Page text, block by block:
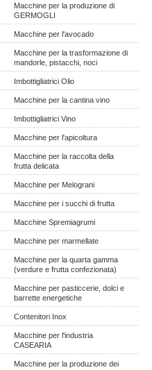
Macchine per la produzione di
GERMOGLI
Macchine per l'avocado
Macchine per la trasformazione di
mandorle, pistacchi, noci
Imbottigliatrici Olio
Macchine per la cantina vino
Imbottigliatrici Vino
Macchine per l'apicoltura
Macchine per la raccolta della
frutta delicata
Macchine per Melograni
Macchine per i succhi di frutta
Macchine Spremiagrumi
Macchine per marmellate
Macchine per la quarta gamma
(verdure e frutta confezionata)
Macchine per pasticcerie, dolci e
barrette energetiche
Contenitori Inox
Macchine per l'industria
CASEARIA
Macchine per la produzione dei